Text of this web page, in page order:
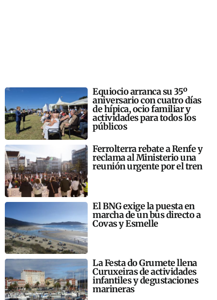
Equiocio arranca su 35º
aniversario con cuatro días
de hípica, ocio familiar y
actividades para todos los
públicos
Ferrolterra rebate a Renfe y
reclama al Ministerio una
reunión urgente por el tren
El BNG exige la puesta en
marcha de un bus directo a
Covas y Esmelle
La Festa do Grumete llena
Curuxeiras de actividades
infantiles y degustaciones
marineras